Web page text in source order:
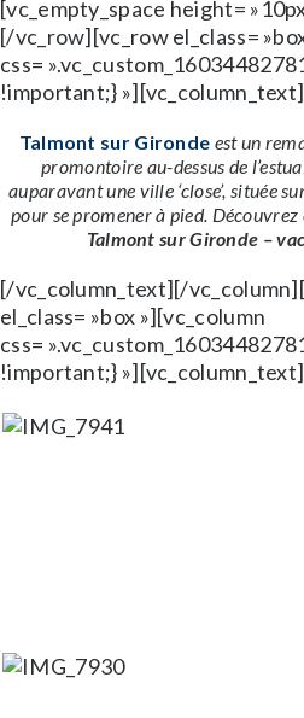
[vc_empty_space height=
[/vc_row][vc_row el_class=
css=
!important;} »][vc_column_text]
Talmont sur Gironde est un
promontoire au-dessus de
auparavant une ville ‘close’, située
pour se promener à pied. Découvrez
Talmont sur Gironde –
[/vc_column_text][/
el_class= »box »][vc_column
css=
!important;} »][vc_column_text]